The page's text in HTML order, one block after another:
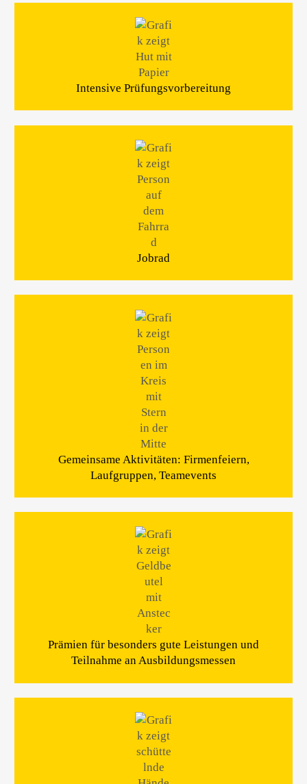
Intensive Prüfungsvorbereitung
Jobrad
Gemeinsame Aktivitäten: Firmenfeiern,
Laufgruppen, Teamevents
Prämien für besonders gute Leistungen und
Teilnahme an Ausbildungsmessen